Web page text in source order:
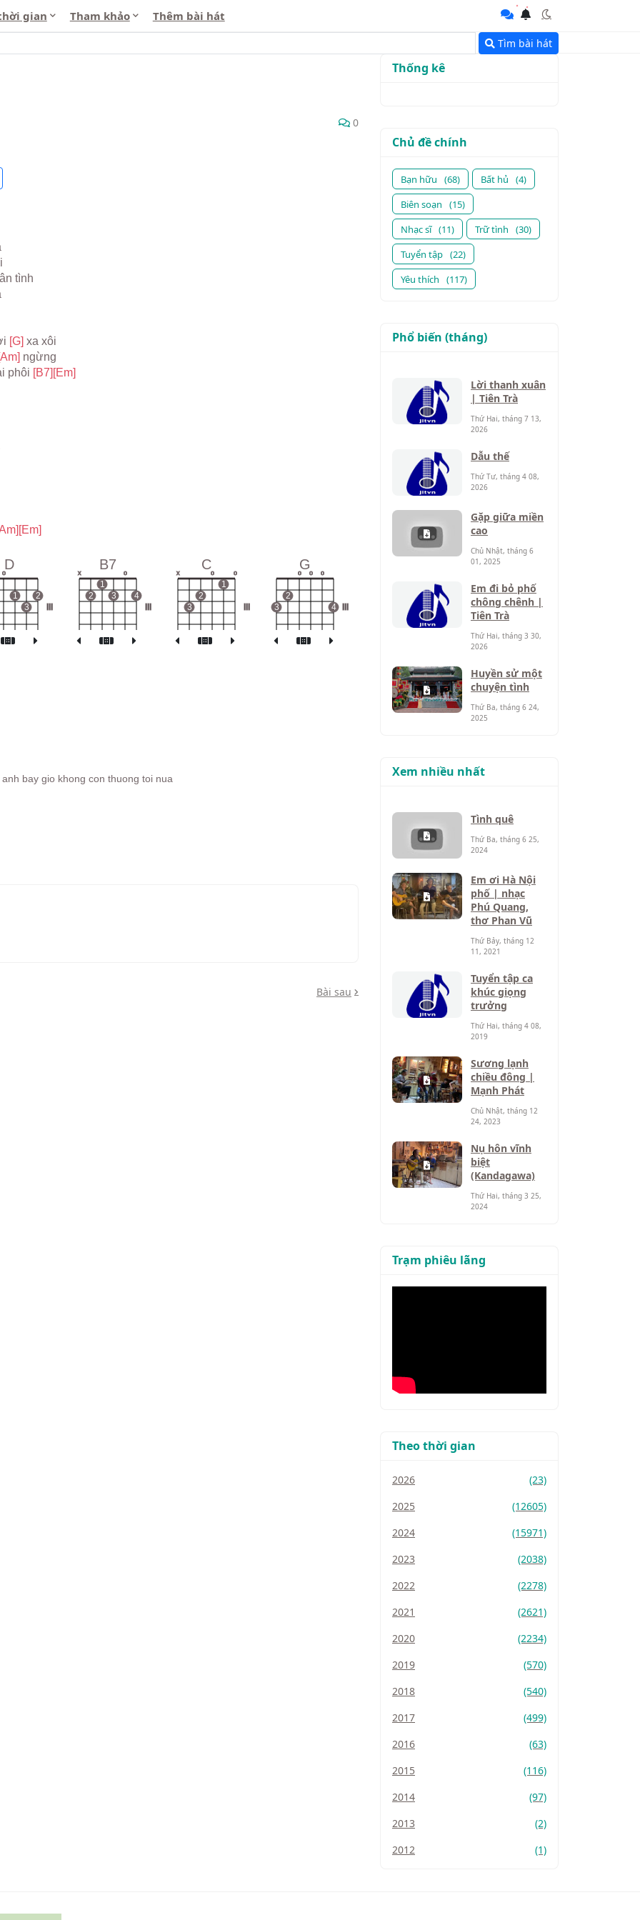
gian Tham khảo Thêm bài hát
Tìm bài hát
0
tình
[G] xa xôi
ngừng
phôi [B7] [Em]
[Em]
D
o
1
3
2
B7
x
2
1
3
o
4
C
x
3
2
o
1
o
G
3
2
o o o
4
bay gio khong con thuong toi nua
Bài sau
Thống kê
Chủ đề chính
Bạn hữu (68) Bất hủ
(4)
Biên soạn
(15)
Nhạc sĩ (11) Trữ tình
(30)
Tuyển tập (22)
Yêu thích
(117)
Phổ biến (tháng)
Lời thanh xuân
| Tiên Trà
Thứ Hai, tháng 7 13,
2026
Dẫu thế
Thứ Tư, tháng 4 08,
2026
Gặp giữa miền
cao
Chủ Nhật, tháng 6
01, 2025
Em đi bỏ phố
chông chênh |
Tiên Trà
Thứ Hai, tháng 3 30,
2026
Huyền sử một
chuyện tình
Thứ Ba, tháng 6 24,
2025
Xem nhiều nhất
Tình quê
Thứ Ba, tháng 6 25,
2024
Em ơi Hà Nội
phố | nhạc
Phú Quang,
thơ Phan Vũ
Thứ Bảy, tháng 12
11, 2021
Tuyển tập ca
khúc giọng
trưởng
Thứ Hai, tháng 4 08,
2019
Sương lạnh
chiều đông |
Mạnh Phát
Chủ Nhật, tháng 12
24, 2023
Nụ hôn vĩnh
biệt
(Kandagawa)
Thứ Hai, tháng 3 25,
2024
Trạm phiêu lãng
Theo thời gian
2026
(23)
2025
(12605)
2024
(15971)
2023
(2038)
2022
(2278)
2021
(2621)
2020
(2234)
2019
(570)
2018
(540)
2017
(499)
2016
(63)
2015
(116)
2014
(97)
2013
(2)
2012
(1)